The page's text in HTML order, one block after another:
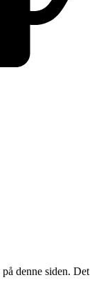
denne siden. Det